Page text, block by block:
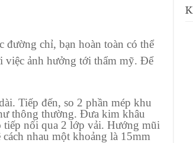
chỉ, bạn hoàn toàn có thể
việc ảnh hưởng tới thẩm mỹ. Để
. Tiếp đến, so 2 phần mép khu
thông thường. Đưa kim khâu
tiếp nối qua 2 lớp vải. Hướng mũi
nhau một khoảng là 15mm